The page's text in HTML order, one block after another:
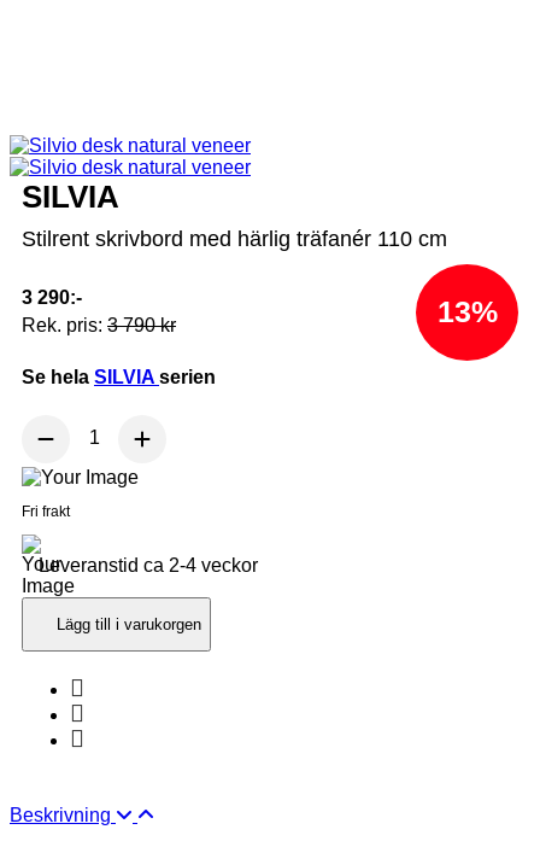
SILVIA
Stilrent skrivbord med härlig träfanér 110 cm
3 290:-
Rek. pris: 3 790 kr 13%
Se hela SILVIA serien
Fri frakt
Leveranstid ca 2-4 veckor
Lägg till i varukorgen
Beskrivning